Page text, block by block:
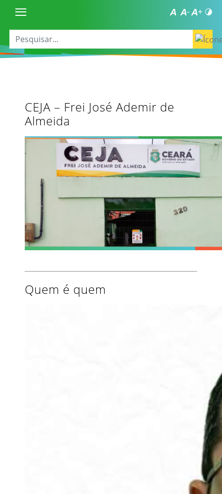
CEJA – Frei José Ademir de
Almeida
Quem é quem